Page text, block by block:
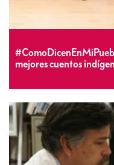
mejores cuentos